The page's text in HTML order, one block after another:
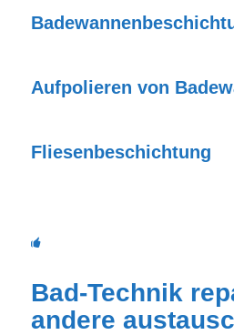
Aufpolieren von
Fliesenbeschichtung
Bad-Technik
andere